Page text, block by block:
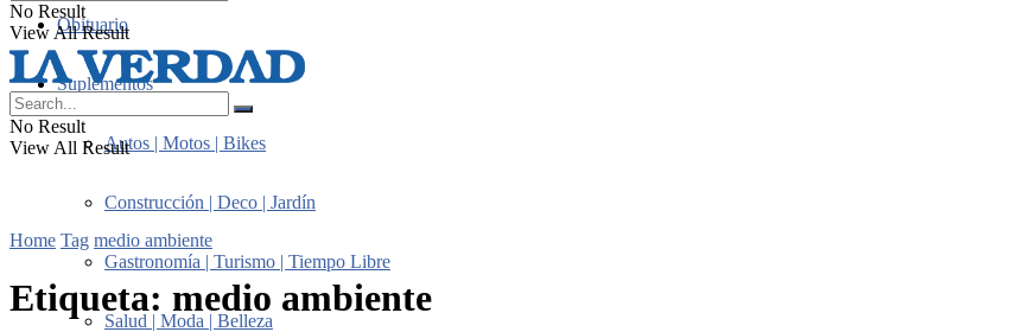
Obituario
Suplementos
Autos | Motos | Bikes
Construcción | Deco | Jardín
Gastronomía | Turismo | Tiempo Libre
Salud | Moda | Belleza
No Result
View All Result
No Result
View All Result
Home Tag medio ambiente
Etiqueta: medio ambiente